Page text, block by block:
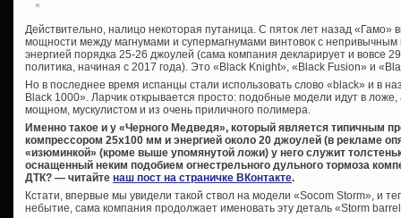
Действительно, налицо некоторая путаница. С пяток лет назад
мощности между магнумами и супермагнумами винтовок с
энергией порядка 25-26 джоулей (сама компания декларирует и вовсе
политика, начиная с 2017 года). Это «Black Knight», «Black Fusion» и
Но в последнее время испанцы стали использовать слово «black» и в
Black 1000». Ларчик открывается просто: подобные модели идут в
мощном, мускулистом и из очень приличного полимера.
Именно такое и у «Черного Медведя», который является типичным
компрессором 25х100 мм и энергией около 20 джоулей (в рекламе
«изюминкой» (кроме выше упомянутой ложи) у него служит
оснащенный неким подобием огнестрельного дульного тормоза
ДТК? — читайте наш пост на страничке ВКонтакте.
Кстати, впервые мы увидели такой ствол на модели «Socom Storm», и
небытие, сама компания продолжает именовать эту деталь «Storm